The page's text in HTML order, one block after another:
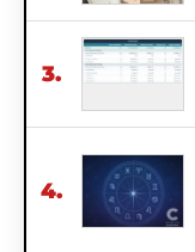
3.
4.